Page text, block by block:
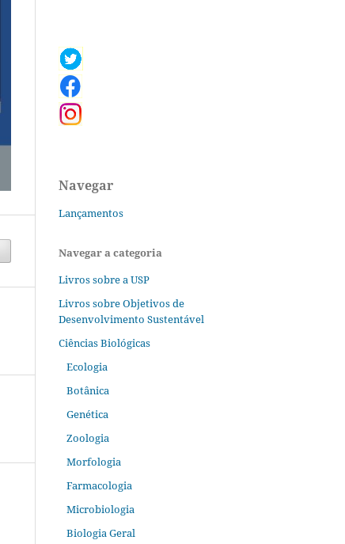
Navegar
Lançamentos
Navegar a categoria
Livros sobre a USP
Livros sobre Objetivos de
Desenvolvimento Sustentável
Ciências Biológicas
Ecologia
Botânica
Genética
Zoologia
Morfologia
Farmacologia
Microbiologia
Biologia Geral